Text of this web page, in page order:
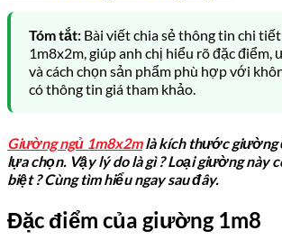
Tóm tắt: Bài viết chia sẻ thông tin chi
1m8x2m, giúp anh chị hiểu rõ đặc điểm,
và cách chọn sản phẩm phù hợp với
có thông tin giá tham khảo.
Giường ngủ 1m8x2mlà kích thước
lựa chọn. Vậy lý do là gì ? Loại giường này
biệt ? Cùng tìm hiểu ngay sau đây.
Đặc điểm của giường 1m8